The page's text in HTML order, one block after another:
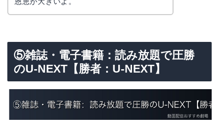
⑤雑誌・電子書籍：読み放題で圧勝
のU-NEXT【勝者：U-NEXT】